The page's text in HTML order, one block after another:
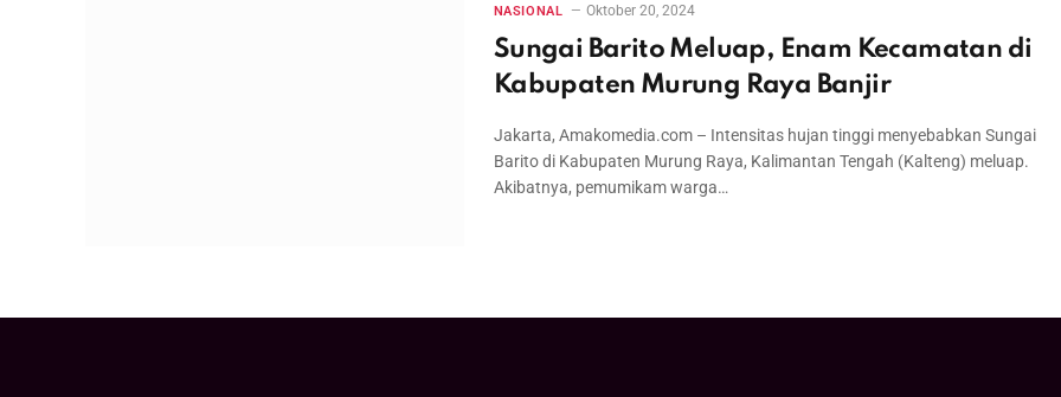
NASIONAL Oktober 20, 2024
Sungai Barito Meluap, Enam Kecamatan di
Kabupaten Murung Raya Banjir
Jakarta, Amakomedia.com – Intensitas hujan tinggi menyebabkan Sungai
Barito di Kabupaten Murung Raya, Kalimantan Tengah (Kalteng) meluap.
Akibatnya, pemumikam warga…